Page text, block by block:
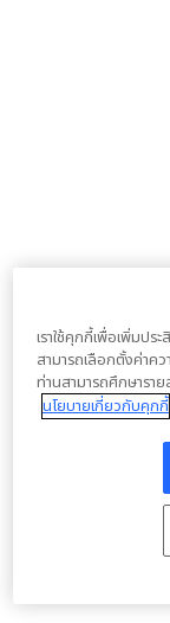
เราใช้คุกกี้เพื่อเพิ่มปร
สามารถเลือกตั้งค่าค
ท่านสามารถศึกษาราย
นโยบายเกี่ยวกับคุกกี้